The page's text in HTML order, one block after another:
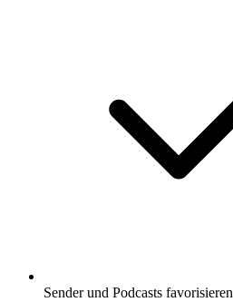
Sender und Podcasts favorisieren